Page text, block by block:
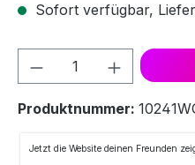
Sofort verfügbar,
Produkt Anzahl:
Produktnummer: